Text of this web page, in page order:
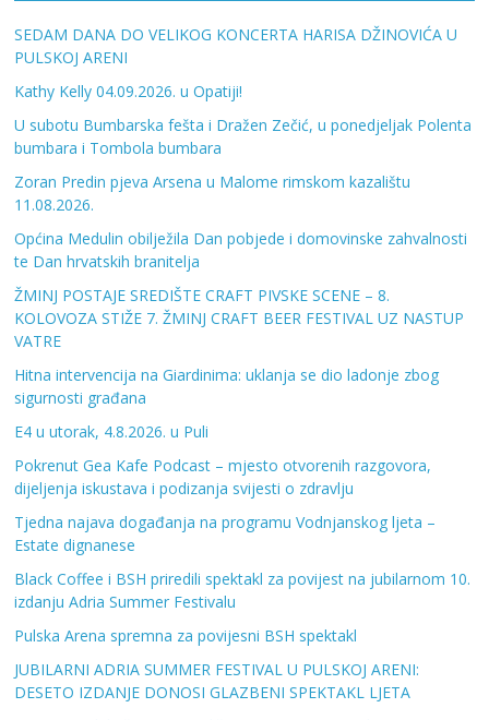
SEDAM DANA DO VELIKOG KONCERTA HARISA DŽINOVIĆA U
PULSKOJ ARENI
Kathy Kelly 04.09.2026. u Opatiji!
U subotu Bumbarska fešta i Dražen Zečić, u ponedjeljak Polenta
bumbara i Tombola bumbara
Zoran Predin pjeva Arsena u Malome rimskom kazalištu
11.08.2026.
Općina Medulin obilježila Dan pobjede i domovinske zahvalnosti
te Dan hrvatskih branitelja
ŽMINJ POSTAJE SREDIŠTE CRAFT PIVSKE SCENE – 8.
KOLOVOZA STIŽE 7. ŽMINJ CRAFT BEER FESTIVAL UZ NASTUP
VATRE
Hitna intervencija na Giardinima: uklanja se dio ladonje zbog
sigurnosti građana
E4 u utorak, 4.8.2026. u Puli
Pokrenut Gea Kafe Podcast – mjesto otvorenih razgovora,
dijeljenja iskustava i podizanja svijesti o zdravlju
Tjedna najava događanja na programu Vodnjanskog ljeta –
Estate dignanese
Black Coffee i BSH priredili spektakl za povijest na jubilarnom 10.
izdanju Adria Summer Festivalu
Pulska Arena spremna za povijesni BSH spektakl
JUBILARNI ADRIA SUMMER FESTIVAL U PULSKOJ ARENI:
DESETO IZDANJE DONOSI GLAZBENI SPEKTAKL LJETA